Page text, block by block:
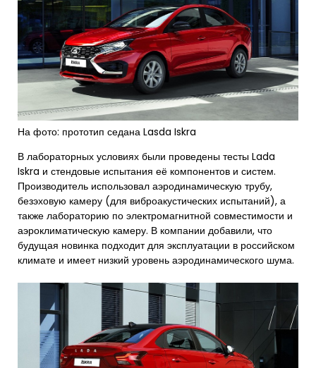
На фото: прототип седана Lasda Iskra
В лабораторных условиях были проведены тесты Lada
Iskra и стендовые испытания её компонентов и систем.
Производитель использовал аэродинамическую трубу,
безэховую камеру (для виброакустических испытаний), а
также лабораторию по электромагнитной совместимости и
аэроклиматическую камеру. В компании добавили, что
будущая новинка подходит для эксплуатации в российском
климате и имеет низкий уровень аэродинамического шума.